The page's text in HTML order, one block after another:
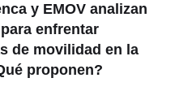
y EMOV analizan
enfrentar
de movilidad en la
proponen?